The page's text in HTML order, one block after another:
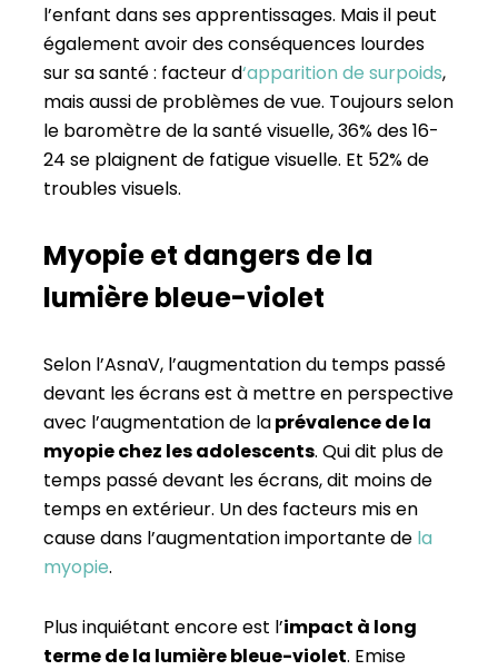
l’enfant dans ses apprentissages. Mais il peut
également avoir des conséquences lourdes
sur sa santé : facteur d‘apparition de surpoids,
mais aussi de problèmes de vue. Toujours selon
le baromètre de la santé visuelle, 36% des 16-
24 se plaignent de fatigue visuelle. Et 52% de
troubles visuels.
Myopie et dangers de la
lumière bleue-violet
Selon l’AsnaV, l’augmentation du temps passé
devant les écrans est à mettre en perspective
avec l’augmentation de laprévalence de la
myopie chez les adolescents. Qui dit plus de
temps passé devant les écrans, dit moins de
temps en extérieur. Un des facteurs mis en
cause dans l’augmentation importante de la
myopie.
Plus inquiétant encore est l’impact à long
terme de la lumière bleue-violet. Emise